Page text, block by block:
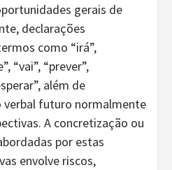
gerais de
declarações
como “irá”,
“vai”, “prever”,
além de
futuro normalmente
A concretização ou
por estas
envolve riscos,